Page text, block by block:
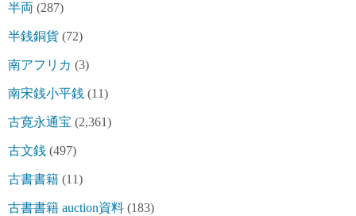
半両 (287)
半銭銅貨 (72)
南アフリカ (3)
南宋銭小平銭 (11)
古寛永通宝 (2,361)
古文銭 (497)
古書書籍 (11)
古書書籍 auction資料 (183)